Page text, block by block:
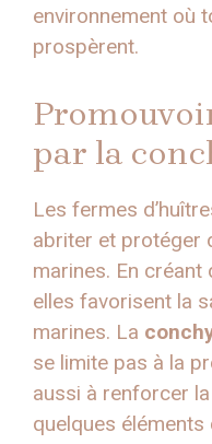
environnement où
prospèrent.
par la
Les fermes
abriter et protéger
marines. En
elles favorisent la
marines. La
se limite pas à la
aussi à renforcer
quelques éléments